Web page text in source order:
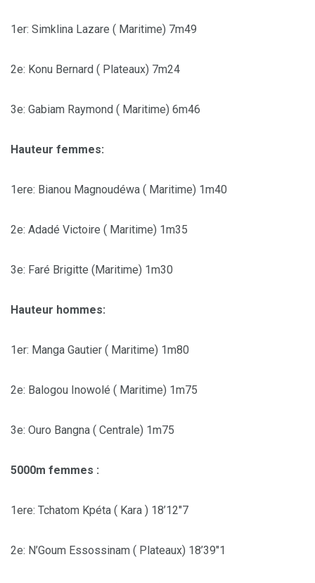
1er: Simklina Lazare ( Maritime) 7m49
2e: Konu Bernard ( Plateaux) 7m24
3e: Gabiam Raymond ( Maritime) 6m46
Hauteur femmes:
1ere: Bianou Magnoudéwa ( Maritime) 1m40
2e: Adadé Victoire ( Maritime) 1m35
3e: Faré Brigitte (Maritime) 1m30
Hauteur hommes:
1er: Manga Gautier ( Maritime) 1m80
2e: Balogou Inowolé ( Maritime) 1m75
3e: Ouro Bangna ( Centrale) 1m75
5000m femmes :
1ere: Tchatom Kpéta ( Kara ) 18’12″7
2e: N’Goum Essossinam ( Plateaux) 18’39″1